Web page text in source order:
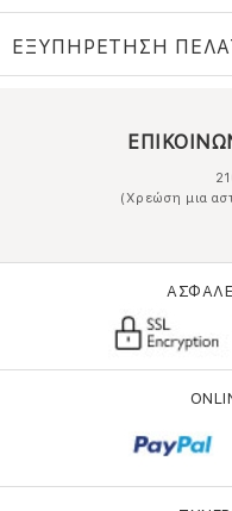
ΕΞΥΠΗΡΕΤΗΣΗ
(Χρεώση μια